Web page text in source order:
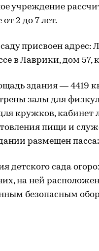
учреждение
от 2 до 7 лет.
присвоен адрес:
в Лаврики, дом 57,
здания — 4419
залы для
кружков, кабинет
пищи и
размещен
детского сада
на ней
безопасным